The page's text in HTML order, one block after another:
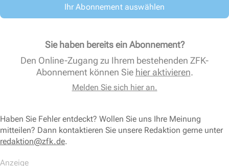
Ihr Abonnement auswählen
Sie haben bereits ein Abonnement?
Den Online-Zugang zu Ihrem bestehenden ZFK-
Abonnement können Sie hier aktivieren.
Melden Sie sich hier an.
Haben Sie Fehler entdeckt? Wollen Sie uns Ihre Meinung
mitteilen? Dann kontaktieren Sie unsere Redaktion gerne unter
redaktion@zfk.de.